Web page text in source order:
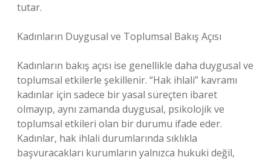
tutar.
Kadınların Duygusal ve Toplumsal Bakış Açısı
Kadınların bakış açısı ise genellikle daha duygusal ve
toplumsal etkilerle şekillenir. “Hak ihlali” kavramı
kadınlar için sadece bir yasal süreçten ibaret
olmayıp, aynı zamanda duygusal, psikolojik ve
toplumsal etkileri olan bir durumu ifade eder.
Kadınlar, hak ihlali durumlarında sıklıkla
başvuracakları kurumların yalnızca hukuki değil,